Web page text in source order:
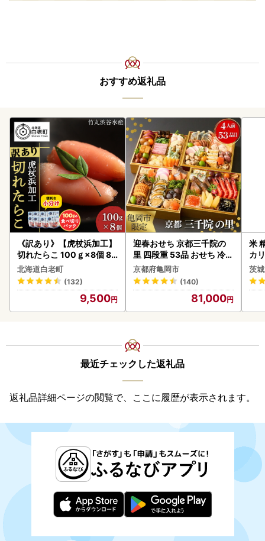
おすすめ返礼品
《訳あり》【虎杖浜加工】
切れたらこ 100ｇ×8個 80
0g AK081
北海道白老町
(132)
9,500
迎春おせち 京都三千院の
里 四段重 53品 おせち 冷蔵
2027 先行予約
京都府亀岡市
(140)
81,000
米
カ
茨
最近チェックした返礼品
返礼品詳細ページの閲覧で、ここに履歴が表示されます。